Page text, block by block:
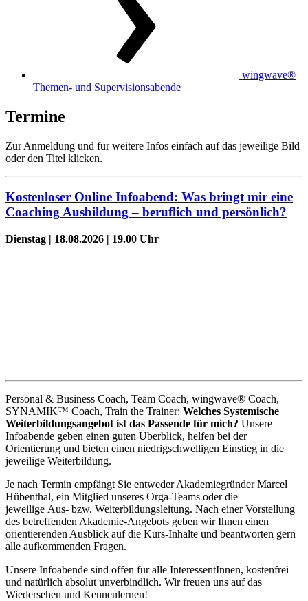
wingwave®
Themen- und Supervisionsabende
Termine
Zur Anmeldung und für weitere Infos einfach auf das jeweilige Bild
oder den Titel klicken.
Kostenloser Online Infoabend: Was bringt mir eine
Coaching Ausbildung – beruflich und persönlich?
Dienstag | 18.08.2026 | 19.00 Uhr
Personal & Business Coach, Team Coach, wingwave® Coach,
SYNAMIK™ Coach, Train the Trainer: Welches Systemische
Weiterbildungsangebot ist das Passende für mich? Unsere
Infoabende geben einen guten Überblick, helfen bei der
Orientierung und bieten einen niedrigschwelligen Einstieg in die
jeweilige Weiterbildung.
Je nach Termin empfängt Sie entweder Akademiegründer Marcel
Hübenthal, ein Mitglied unseres Orga-Teams oder die
jeweilige Aus- bzw. Weiterbildungsleitung. Nach einer Vorstellung
des betreffenden Akademie-Angebots geben wir Ihnen einen
orientierenden Ausblick auf die Kurs-Inhalte und beantworten gern
alle aufkommenden Fragen.
Unsere Infoabende sind offen für alle InteressentInnen, kostenfrei
und natürlich absolut unverbindlich. Wir freuen uns auf das
Wiedersehen und Kennenlernen!